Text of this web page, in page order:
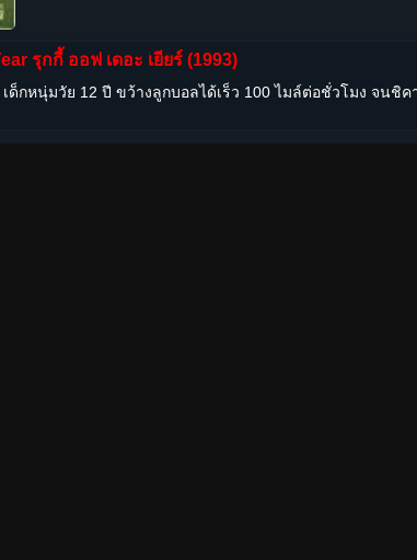
รุกกี้ ออฟ เดอะ เยียร์ (1993)
เด็กหนุ่มวัย 12 ปี ขว้างลูกบอลได้เร็ว 100 ไมล์ต่อชั่วโมง จนชิ